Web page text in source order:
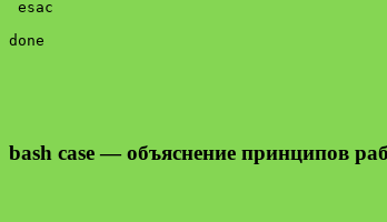
esac
done
bash case — объяснение принципов